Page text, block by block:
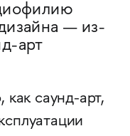
— из-
арт
как саунд-арт,